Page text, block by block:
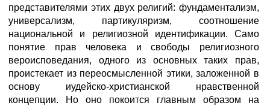
представителями этих двух религий: фундаментализм,
универсализм, партикуляризм, соотношение
национальной и религиозной идентификации. Само
понятие прав человека и свободы религиозного
вероисповедания, одного из основных таких прав,
проистекает из переосмысленной этики, заложенной в
основу иудейско-христианской нравственной
концепции. Но оно покоится главным образом на